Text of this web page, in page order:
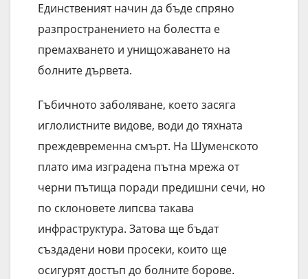
Единственият начин да бъде спряно
разпространението на болестта е
премахването и унищожаването на
болните дървета.
Гъбичното заболяване, което засяга
иглолистните видове, води до тяхната
преждевременна смърт. На Шуменското
плато има изградена пътна мрежа от
черни пътища поради предишни сечи, но
по склоновете липсва такава
инфраструктура. Затова ще бъдат
създадени нови просеки, които ще
осигурят достъп до болните борове.